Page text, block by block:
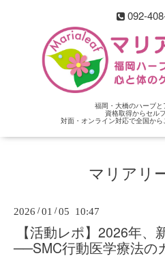
092-
福岡・大橋のハーブと
資格取得からセル
対面・オンライン対応で全国から
マリアリ
2026 /01 /05 10:47
【活動レポ】2026年、
──SMC行動医学療法の